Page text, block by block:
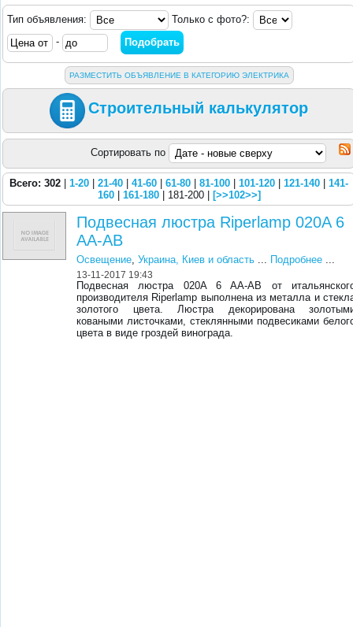
Тип объявления:
Только с фото?:
-
РАЗМЕСТИТЬ ОБЪЯВЛЕНИЕ В КАТЕГОРИЮ ЭЛЕКТРИКА
Строительный калькулятор
Сортировать по
Всего: 302 1-20 21-40 41-60 61-80 81-100 101-120 121-140
141-
160| 161-180| 181-200 | [>>102>>]
Подвесная люстра Riperlamp 020A 6
AA-AB
Освещение,Украина, Киев и область ... Подробнее ...
13-11-2017 19:43
Подвесная люстра 020A 6 AA-AB от
производителя Riperlamp выполнена из металла и
золотого цвета. Люстра декорирована
коваными листочками, стеклянными подвесиками
цвета в виде гроздей винограда.